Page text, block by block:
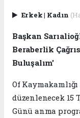
Erkek| Kadın
Başkan
Beraberlik
Buluşalım'
Of
düzenlenecek
Günü anma